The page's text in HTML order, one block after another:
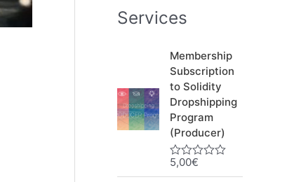
Services
Membership
Subscription
to Solidity
Dropshipping
Program
(Producer)
N
o
5,00€